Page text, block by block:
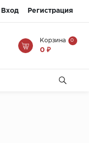
Вход Регистрация
Корзина 0
0 ₽